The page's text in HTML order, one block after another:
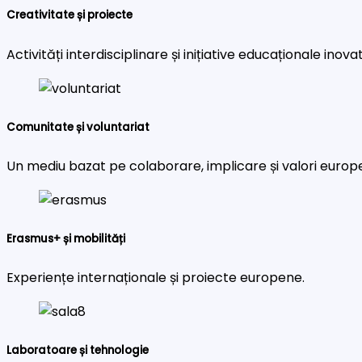
Creativitate și proiecte
Activități interdisciplinare și inițiative educaționale
Comunitate și voluntariat
Un mediu bazat pe colaborare, implicare și valori
Erasmus+ și mobilități
Experiențe internaționale și proiecte europene.
Laboratoare și tehnologie